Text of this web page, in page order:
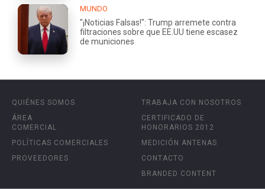
MUNDO
"¡Noticias Falsas!": Trump arremete contra
filtraciones sobre que EE.UU tiene escasez
de municiones
QUIÉNES SOMOS
ÁREA
COMERCIAL
POLÍTICAS COMERCIALES
PROVEEDORES
TRABAJA CON NOSOTROS
CERTIFICADO DE
HONORARIOS 2012
MEDICIÓN ANTENAS
CONTACTO
BRANDED CONTENT